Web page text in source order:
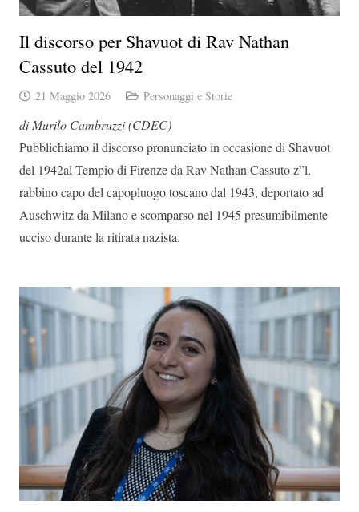
Il discorso per Shavuot di Rav Nathan
Cassuto del 1942
21 Maggio 2026 Personaggi e Storie
di Murilo Cambruzzi (CDEC)
Pubblichiamo il discorso pronunciato in occasione di Shavuot
del 1942al Tempio di Firenze da Rav Nathan Cassuto z”l,
rabbino capo del capopluogo toscano dal 1943, deportato ad
Auschwitz da Milano e scomparso nel 1945 presumibilmente
ucciso durante la ritirata nazista.